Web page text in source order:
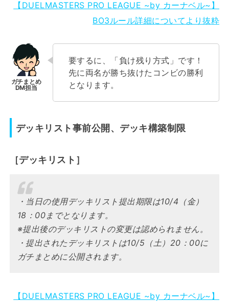
【DUELMASTERS PRO LEAGUE ~by カーナベル~】
BO3ルール詳細についてより抜粋
要するに、「負け残り方式」です！
先に両名が勝ち抜けたコンビの勝利
となります。
デッキリスト事前公開、デッキ構築制限
［デッキリスト］
・当日の使用デッキリスト提出期限は10/4（金）
18：00までとなります。
※提出後のデッキリストの変更は認められません。
・提出されたデッキリストは10/5（土）20：00に
ガチまとめに公開されます。
【DUELMASTERS PRO LEAGUE ~by カーナベル~】